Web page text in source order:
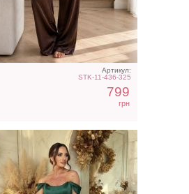
Артикул:
STK-11-436-325
799
грн
Вечернее нарядное
корсетное платье зеленого
цвета